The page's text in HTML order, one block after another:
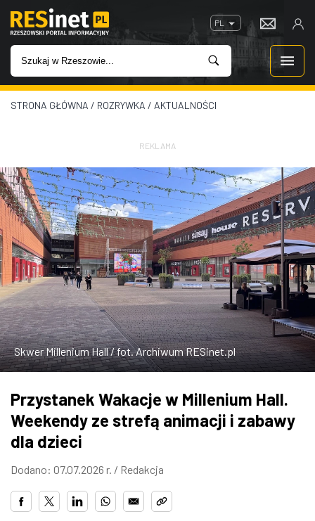
PL
WIADOMOŚCI
IMPREZY
ROZRYWKA
W KINACH
GASTRONOMIA
ZDJĘCIA
W RZESZOWIE
STRONA GŁÓWNA / ROZRYWKA / AKTUALNOŚCI
REKLAMA
Skwer Millenium Hall / fot. Archiwum RESinet.pl
Przystanek Wakacje w Millenium Hall.
Weekendy ze strefą animacji i zabawy
dla dzieci
Dodano: 07.07.2026 r. / Redakcja